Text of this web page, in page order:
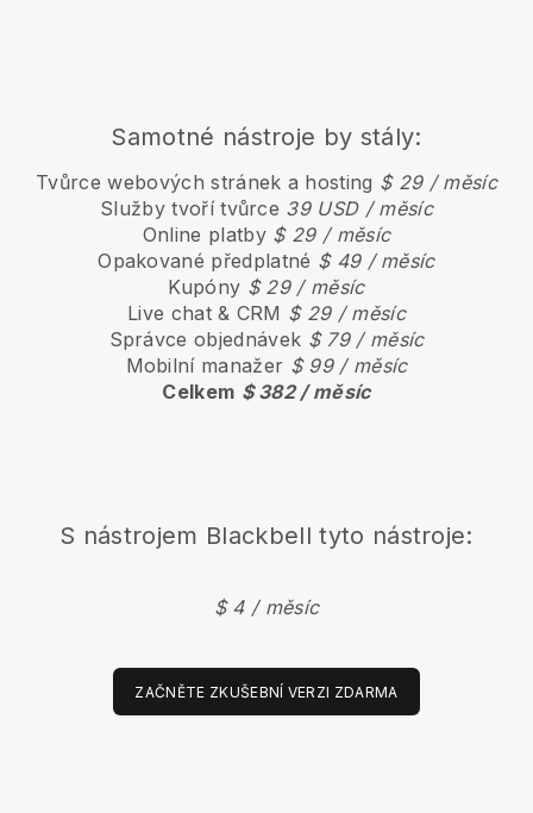
Samotné nástroje by stály:
Tvůrce webových stránek a hosting $ 29 / měsíc
Služby tvoří tvůrce 39 USD / měsíc
Online platby $ 29 / měsíc
Opakované předplatné $ 49 / měsíc
Kupóny $ 29 / měsíc
Live chat & CRM $ 29 / měsíc
Správce objednávek $ 79 / měsíc
Mobilní manažer $ 99 / měsíc
Celkem $ 382 / měsíc
S nástrojem Blackbell tyto nástroje:
$ 4 / měsíc
ZAČNĚTE ZKUŠEBNÍ VERZI ZDARMA